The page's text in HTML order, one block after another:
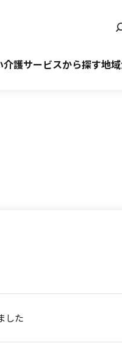
介護サービスから探す地
した